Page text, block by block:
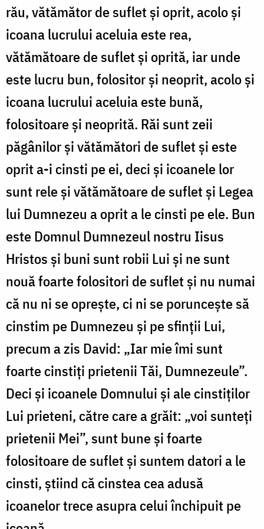
rău, vătămător de suflet și oprit, acolo și
icoana lucrului aceluia este rea,
vătămătoare de suflet și oprită, iar unde
este lucru bun, folositor și neoprit, acolo și
icoana lucrului aceluia este bună,
folositoare și neoprită. Răi sunt zeii
păgânilor și vătămători de suflet și este
oprit a-i cinsti pe ei, deci și icoanele lor
sunt rele și vătămătoare de suflet și Legea
lui Dumnezeu a oprit a le cinsti pe ele. Bun
este Domnul Dumnezeul nostru Iisus
Hristos și buni sunt robii Lui și ne sunt
nouă foarte folositori de suflet și nu numai
că nu ni se oprește, ci ni se poruncește să
cinstim pe Dumnezeu și pe sfinții Lui,
precum a zis David: „Iar mie îmi sunt
foarte cinstiți prietenii Tăi, Dumnezeule”.
Deci și icoanele Domnului și ale cinstiților
Lui prieteni, către care a grăit: „voi sunteți
prietenii Mei”, sunt bune și foarte
folositoare de suflet și suntem datori a le
cinsti, știind că cinstea cea adusă
icoanelor trece asupra celui închipuit pe